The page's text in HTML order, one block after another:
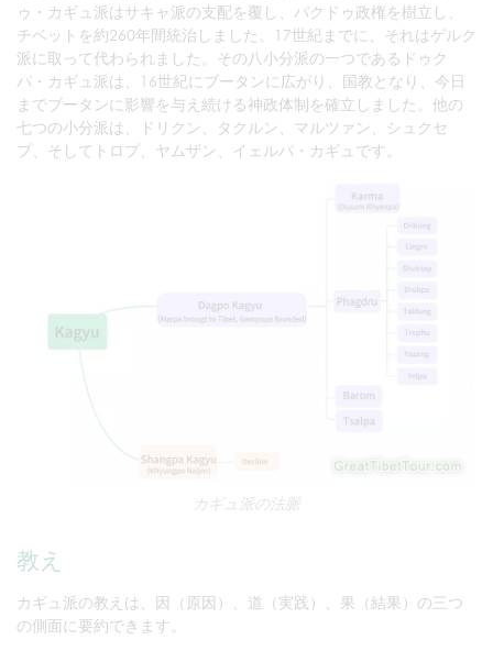
ゥ・カギュ派はサキャ派の支配を覆し、パクドゥ政権を樹立し、
チベットを約260年間統治しました。17世紀までに、それはゲルク
派に取って代わられました。その八小分派の一つであるドゥク
パ・カギュ派は、16世紀にブータンに広がり、国教となり、今日
までブータンに影響を与え続ける神政体制を確立しました。他の
七つの小分派は、ドリクン、タクルン、マルツァン、シュクセ
プ、そしてトロプ、ヤムザン、イェルパ・カギュです。
カギュ派の法脈
教え
カギュ派の教えは、因（原因）、道（実践）、果（結果）の三つ
の側面に要約できます。